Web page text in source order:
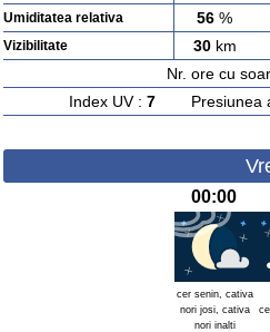
Umiditatea relativa 56 %
Vizibilitate 30km
Nr. ore cu
Index UV : 7Presiunea
00:00
cer senin, cativa
nori josi, cativa
nori inalti